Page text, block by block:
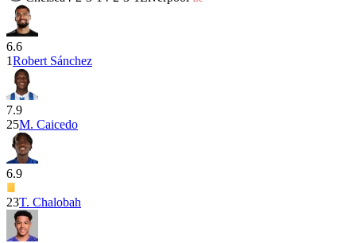
6.6
1Robert Sánchez
7.9
25M. Caicedo
6.9
23T. Chalobah